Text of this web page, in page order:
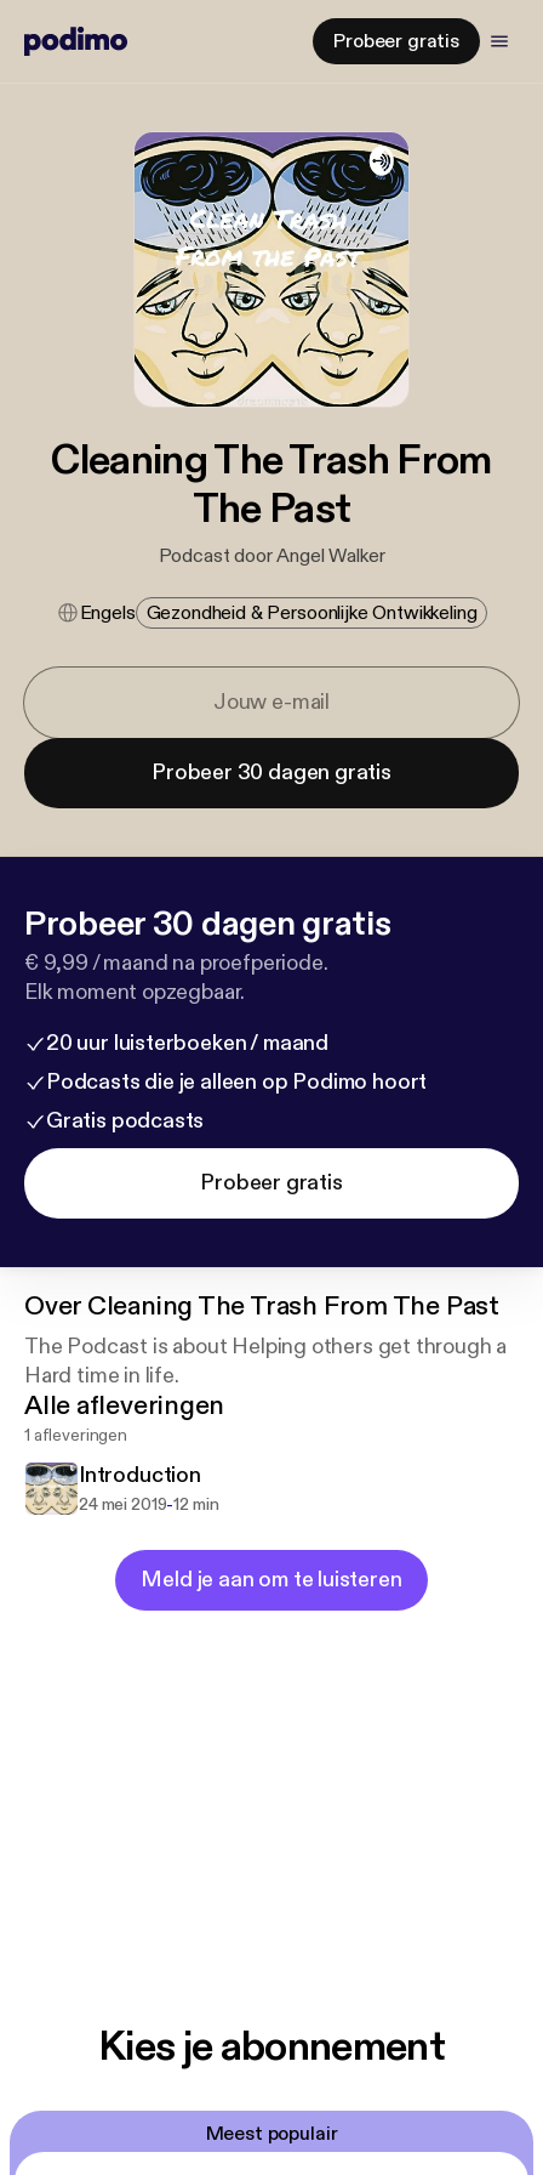
Probeer gratis
Cleaning The Trash From
The Past
Podcast door Angel Walker
Engels Gezondheid & Persoonlijke Ontwikkeling
Probeer 30 dagen gratis
Probeer 30 dagen gratis
€ 9,99 / maand na proefperiode.
Elk moment opzegbaar.
20 uur luisterboeken / maand
Podcasts die je alleen op Podimo hoort
Gratis podcasts
Probeer gratis
Over Cleaning The Trash From The Past
The Podcast is about Helping others get through a
Hard time in life.
Alle afleveringen
1 afleveringen
Introduction
24 mei 2019-12 min
Meld je aan om te luisteren
Kies je abonnement
Meest populair